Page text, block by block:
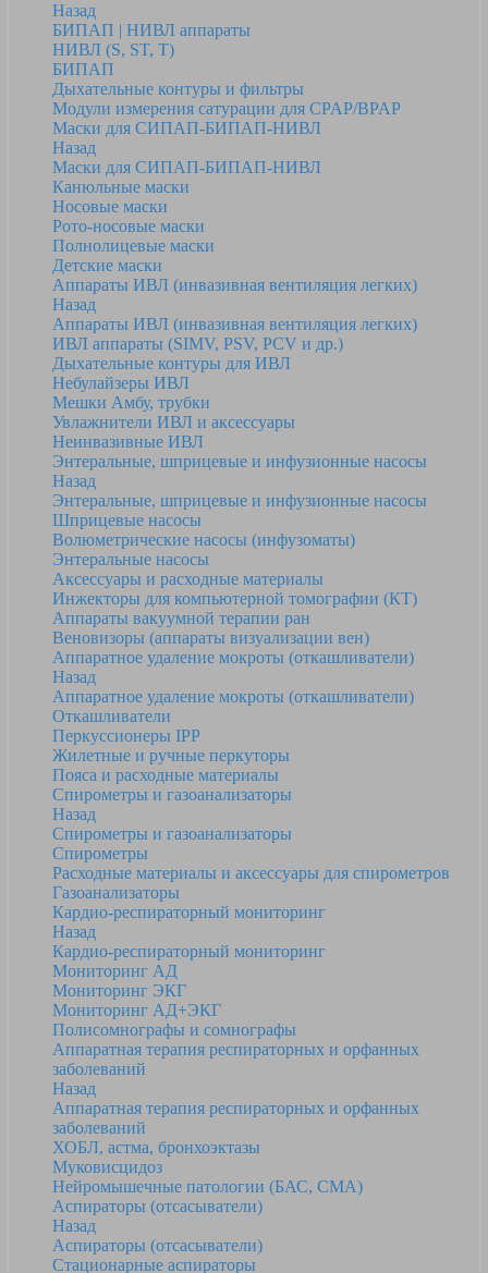
Назад
БИПАП | НИВЛ аппараты
НИВЛ (S, ST, T)
БИПАП
Дыхательные контуры и фильтры
Модули измерения сатурации для CPAP/BPAP
Маски для СИПАП-БИПАП-НИВЛ
Назад
Маски для СИПАП-БИПАП-НИВЛ
Канюльные маски
Носовые маски
Рото-носовые маски
Полнолицевые маски
Детские маски
Аппараты ИВЛ (инвазивная вентиляция легких)
Назад
Аппараты ИВЛ (инвазивная вентиляция легких)
ИВЛ аппараты (SIMV, PSV, PCV и др.)
Дыхательные контуры для ИВЛ
Небулайзеры ИВЛ
Мешки Амбу, трубки
Увлажнители ИВЛ и аксессуары
Неинвазивные ИВЛ
Энтеральные, шприцевые и инфузионные насосы
Назад
Энтеральные, шприцевые и инфузионные насосы
Шприцевые насосы
Волюметрические насосы (инфузоматы)
Энтеральные насосы
Аксессуары и расходные материалы
Инжекторы для компьютерной томографии (КТ)
Аппараты вакуумной терапии ран
Веновизоры (аппараты визуализации вен)
Аппаратное удаление мокроты (откашливатели)
Назад
Аппаратное удаление мокроты (откашливатели)
Откашливатели
Перкуссионеры IPP
Жилетные и ручные перкуторы
Пояса и расходные материалы
Спирометры и газоанализаторы
Назад
Спирометры и газоанализаторы
Спирометры
Расходные материалы и аксессуары для спирометров
Газоанализаторы
Кардио-респираторный мониторинг
Назад
Кардио-респираторный мониторинг
Мониторинг АД
Мониторинг ЭКГ
Мониторинг АД+ЭКГ
Полисомнографы и сомнографы
Аппаратная терапия респираторных и орфанных
заболеваний
Назад
Аппаратная терапия респираторных и орфанных
заболеваний
ХОБЛ, астма, бронхоэктазы
Муковисцидоз
Нейромышечные патологии (БАС, СМА)
Аспираторы (отсасыватели)
Назад
Аспираторы (отсасыватели)
Стационарные аспираторы